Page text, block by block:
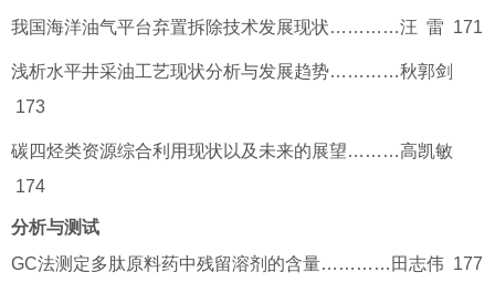
我国海洋油气平台弃置拆除技术发展现状…………汪 雷 171
浅析水平井采油工艺现状分析与发展趋势…………秋郭剑
173
碳四烃类资源综合利用现状以及未来的展望………高凯敏
174
分析与测试
GC法测定多肽原料药中残留溶剂的含量…………田志伟 177